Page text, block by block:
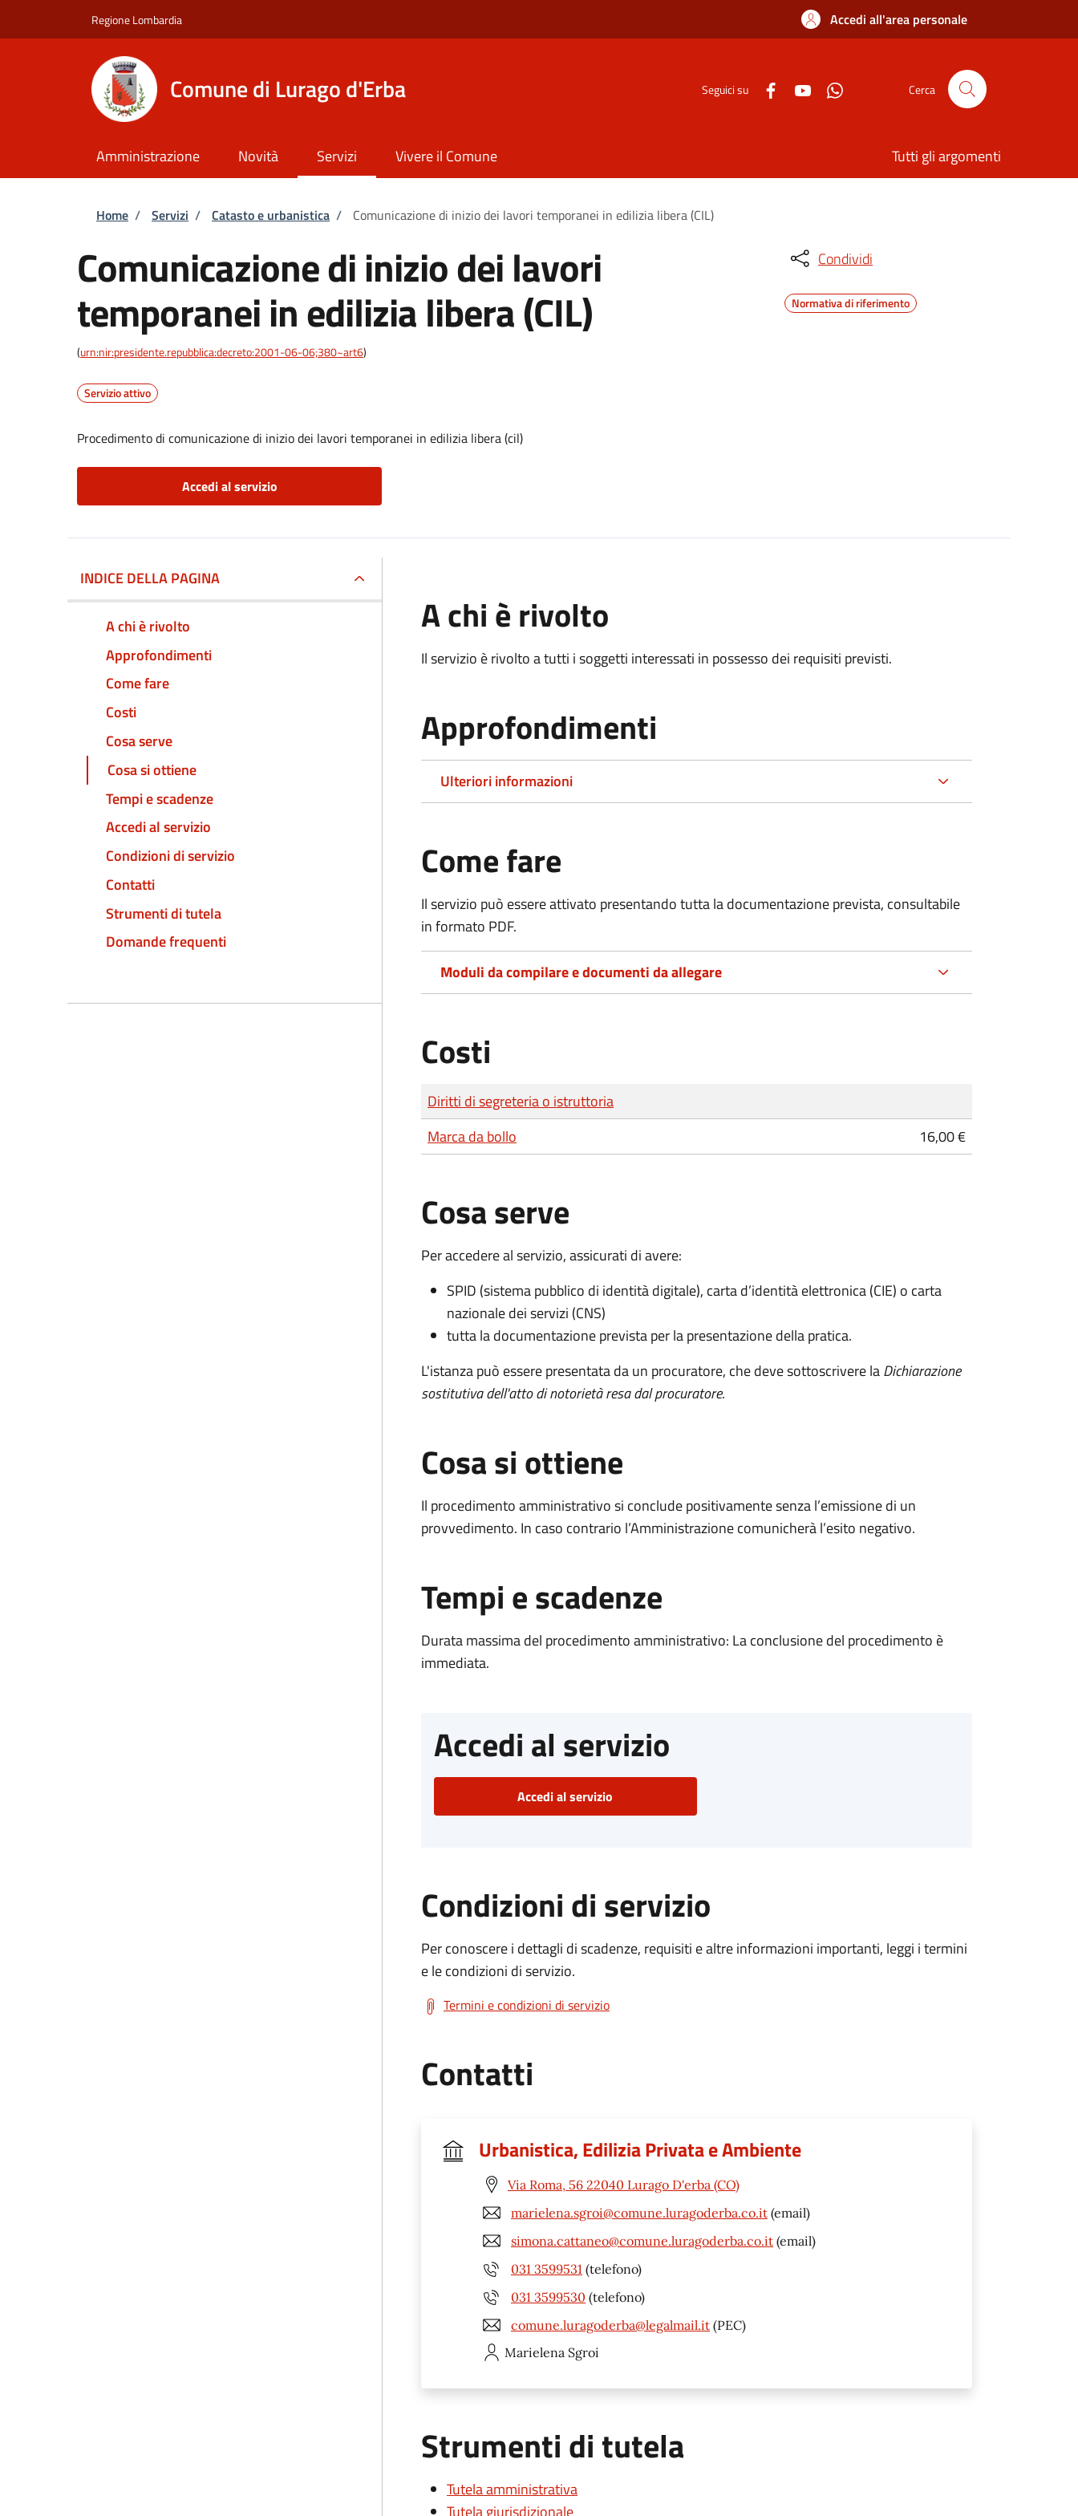
Regione Lombardia Accedi all'area personale
Comune di Lurago d'Erba Seguici su Cerca
Amministrazione Novità Servizi Vivere il Comune Tutti gli argomenti
Briciole di pane
Home / Servizi / Catasto e urbanistica / Comunicazione di inizio dei lavori temporanei in edilizia libera (CIL)
Comunicazione di inizio dei lavori
temporanei in edilizia libera (CIL)
(urn:nir:presidente.repubblica:decreto:2001-06-06;380~art6)
Servizio attivo
Procedimento di comunicazione di inizio dei lavori temporanei in edilizia libera (cil)
Accedi al servizio
Condividi
Normativa di riferimento
INDICE DELLA PAGINA
A chi è rivolto
Approfondimenti
Come fare
Costi
Cosa serve
Cosa si ottiene
Tempi e scadenze
Accedi al servizio
Condizioni di servizio
Contatti
Strumenti di tutela
Domande frequenti
A chi è rivolto
Il servizio è rivolto a tutti i soggetti interessati in possesso dei requisiti previsti.
Approfondimenti
Ulteriori informazioni
Come fare
Il servizio può essere attivato presentando tutta la documentazione prevista, consultabile
in formato PDF.
Moduli da compilare e documenti da allegare
Costi
Tipo di pagamento
Importo
Diritti di segreteria o istruttoria
Marca da bollo
16,00 €
Cosa serve
Per accedere al servizio, assicurati di avere:
SPID (sistema pubblico di identità digitale), carta d’identità elettronica (CIE) o carta
nazionale dei servizi (CNS)
tutta la documentazione prevista per la presentazione della pratica.
L'istanza può essere presentata da un procuratore, che deve sottoscrivere laDichiarazione
sostitutiva dell'atto di notorietà resa dal procuratore.
Cosa si ottiene
Il procedimento amministrativo si conclude positivamente senza l’emissione di un
provvedimento. In caso contrario l’Amministrazione comunicherà l’esito negativo.
Tempi e scadenze
Durata massima del procedimento amministrativo: La conclusione del procedimento è
immediata.
Accedi al servizio
Accedi al servizio
Condizioni di servizio
Per conoscere i dettagli di scadenze, requisiti e altre informazioni importanti, leggi i termini
e le condizioni di servizio.
Termini e condizioni di servizio
Contatti
Urbanistica, Edilizia Privata e Ambiente
Via Roma, 56 22040 Lurago D'erba (CO)
marielena.sgroi@comune.luragoderba.co.it (email)
simona.cattaneo@comune.luragoderba.co.it (email)
031 3599531 (telefono)
031 3599530 (telefono)
comune.luragoderba@legalmail.it (PEC)
Marielena Sgroi
Strumenti di tutela
Tutela amministrativa
Tutela giurisdizionale